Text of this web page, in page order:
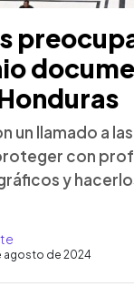
un llamado a
con
y
agosto de 2024